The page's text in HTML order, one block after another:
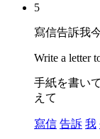
5
寫信告訴我
Write a letter
手紙を書い
えて
寫信 告訴 我